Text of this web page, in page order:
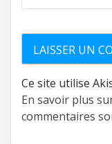
Ce site utilise
En savoir plus
commentaires